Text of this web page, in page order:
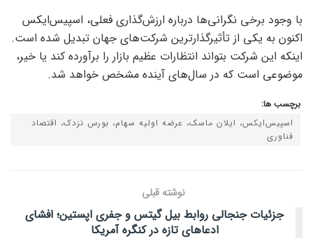
با وجود برخی نگرانی‌ها درباره ارزش‌گذاری فعلی، اسپیس‌ایکس
اکنون به یکی از تأثیرگذارترین شرکت‌های جهان تبدیل شده است.
اینکه این شرکت بتواند انتظارات عظیم بازار را برآورده کند یا خیر،
موضوعی است که در سال‌های آینده مشخص خواهد شد.
برچسب ها:
اسپیس‌ایکس، ایلان ماسک، عرضه اولیه سهام، بورس نزدک، اقتصاد
فناوری
نوشته قبلی
جزئیات جنجالی روابط بیل گیتس و جفری اپستین؛ افشای
ادعاهای تازه در کنگره آمریکا